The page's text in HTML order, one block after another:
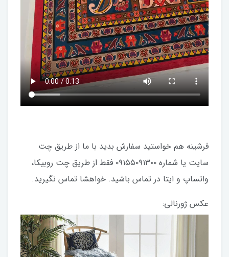
فرشینه هم خواستید سفارش بدید با ما از طریق چت
سایت یا شماره ۰۹۱۵۵۰۹۱۳۰۰ فقط از طریق چت روبیکا،
واتساپ و ایتا در تماس باشید. خواهشا تماس نگیرید.
عکس ژورنالی: